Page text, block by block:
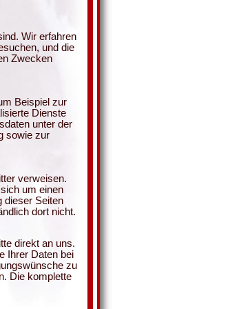
Wir erfahren
und die
Zwecken
Beispiel zur
Dienste
unter der
sowie zur
verweisen.
um einen
dieser Seiten
dort nicht.
direkt an uns.
Ihrer Daten bei
zu
Die komplette